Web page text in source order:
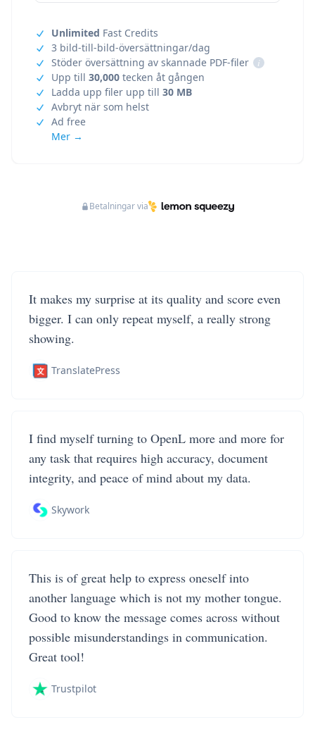
Unlimited Fast Credits
3 bild-till-bild-översättningar/dag
Stöder översättning av skannade PDF-filer
i
Upp till 30,000 tecken åt gången
Ladda upp filer upp till 30 MB
Avbryt när som helst
Ad free
Mer →
Betalningar via
It makes my surprise at its quality and score even
bigger. I can only repeat myself, a really strong
showing.
TranslatePress
I find myself turning to OpenL more and more for
any task that requires high accuracy, document
integrity, and peace of mind about my data.
Skywork
This is of great help to express oneself into
another language which is not my mother tongue.
Good to know the message comes across without
possible misunderstandings in communication.
Great tool!
Trustpilot